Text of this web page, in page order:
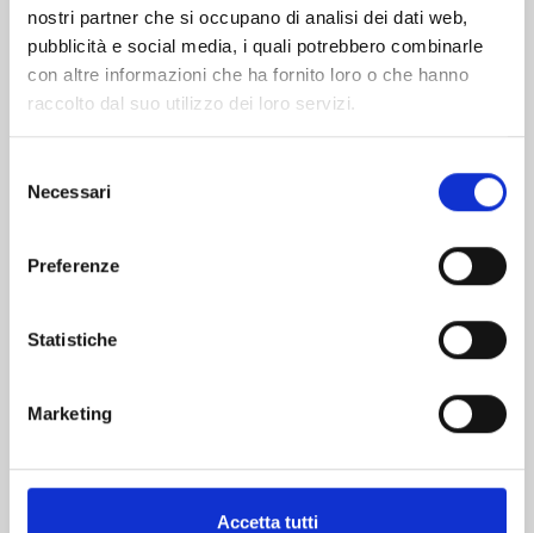
nostri partner che si occupano di analisi dei dati web,
pubblicità e social media, i quali potrebbero combinarle
con altre informazioni che ha fornito loro o che hanno
raccolto dal suo utilizzo dei loro servizi.
delNecessari
Preferenze
Statistiche
Marketing
Accetta tutti